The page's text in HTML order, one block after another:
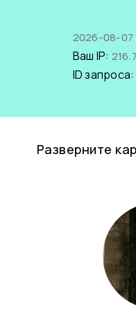
2026-08-07
Ваш IP:
ID запроса:
Разверните